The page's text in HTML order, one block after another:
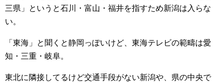
三県」というと石川・富山・福井を指すため新潟は入らな
い。
「東海」と聞くと静岡っぽいけど、東海テレビの範疇は愛
知・三重・岐阜。
東北に隣接してるけど交通手段がない新潟や、県の中央で